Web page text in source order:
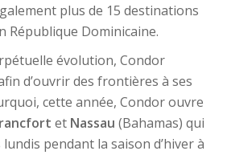
plus de 15 destinations
République Dominicaine.
évolution, Condor
d’ouvrir des frontières à ses
cette année, Condor ouvre
et Nassau (Bahamas) qui
pendant la saison d’hiver à